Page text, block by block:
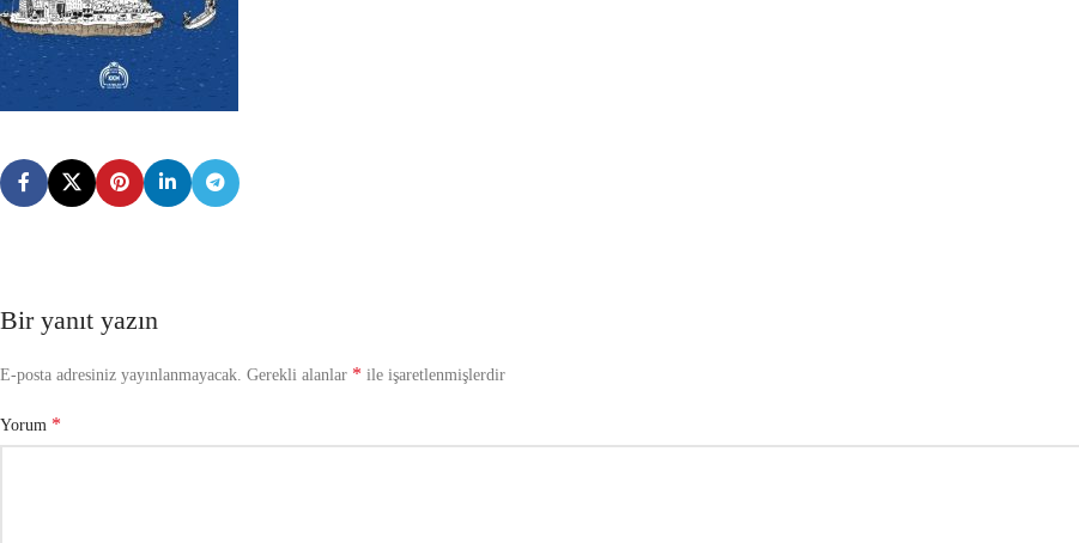
Bir yanıt yazın
E-posta adresiniz yayınlanmayacak. Gerekli alanlar * ile işaretlenmişlerdir
Yorum *